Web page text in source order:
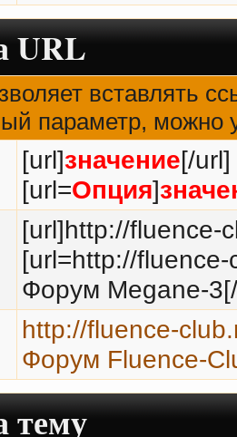
URL
вставлять
параметр, можно
[url]значение[/url]
[url=Опция]
[url]http://fluence-
[url=http://
Форум Megane-
http://fluence-
Форум Fluence-
тему